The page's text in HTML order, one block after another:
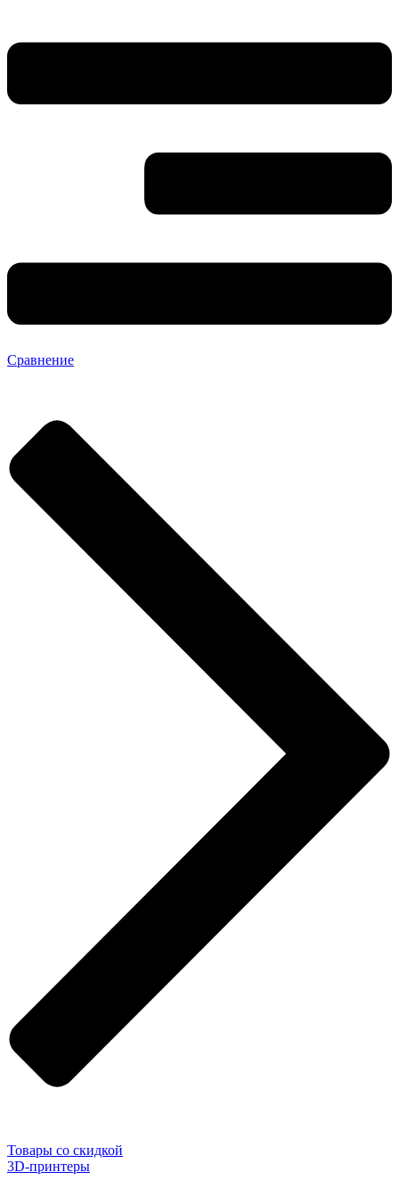
Сравнение
Товары со скидкой
3D-принтеры